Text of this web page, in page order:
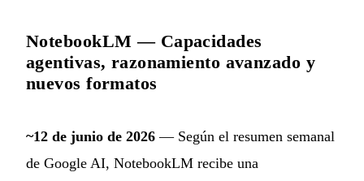
NotebookLM — Capacidades
agentivas, razonamiento avanzado y
nuevos formatos
~12 de junio de 2026 — Según el resumen semanal
de Google AI, NotebookLM recibe una